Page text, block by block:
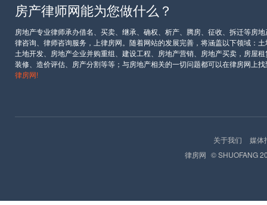
房产律师网能为您做什么？
房地产专业律师承办借名、买卖、继承、确权、析产、腾房、征收、拆迁等房
律咨询、律师咨询服务，上律房网。随着网站的发展完善，将涵盖以下领域：
土地开发、房地产企业并购重组、建设工程、房地产营销、房地产买卖，房屋
装修、造价评估、房产分割等等；与房地产相关的一切问题都可以在律房网上
律房网!
关于我们
媒体
律房网 © SHUOFANG